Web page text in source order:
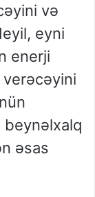
və
eyni
enerji
beynəlxalq
əsas